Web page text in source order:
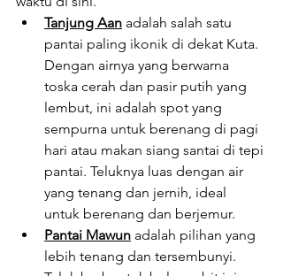
Tanjung Aan adalah salah satu
pantai paling ikonik di dekat Kuta.
Dengan airnya yang berwarna
toska cerah dan pasir putih yang
lembut, ini adalah spot yang
sempurna untuk berenang di pagi
hari atau makan siang santai di tepi
pantai. Teluknya luas dengan air
yang tenang dan jernih, ideal
untuk berenang dan berjemur.
Pantai Mawun adalah pilihan yang
lebih tenang dan tersembunyi.